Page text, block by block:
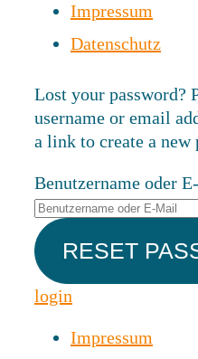
Impressum
Datenschutz
Lost your password?
username or email
a link to create a new
Benutzername oder
login
Impressum